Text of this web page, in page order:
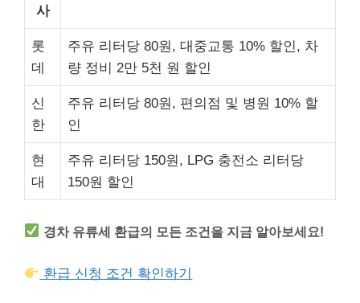
사
롯
데
주유 리터당 80원, 대중교통 10% 할인, 차
량 정비 2만 5천 원 할인
신
한
주유 리터당 80원, 편의점 및 병원 10% 할
인
현
대
주유 리터당 150원, LPG 충전소 리터당
150원 할인
경차 유류세 환급의 모든 조건을 지금 알아보세요!
환급 신청 조건 확인하기